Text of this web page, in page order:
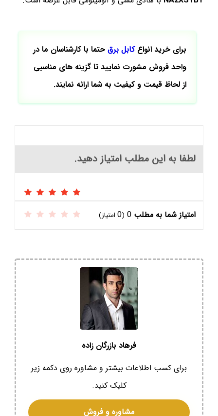
برای خرید انواعکابل برق حتما با کارشناسان ما در
واحد فروش مشورت نمایید تا گزینه های مناسبی
از لحاظ قیمت و کیفیت به شما ارائه نمایند.
لطفا به این مطلب امتیاز دهید.
امتیاز شما به مطلب 0
(
0 امتیاز)
فرهاد بازرگان زاده
برای کسب اطلاعات بیشتر و مشاوره روی دکمه زیر
کلیک کنید.
مشاوره و فروش